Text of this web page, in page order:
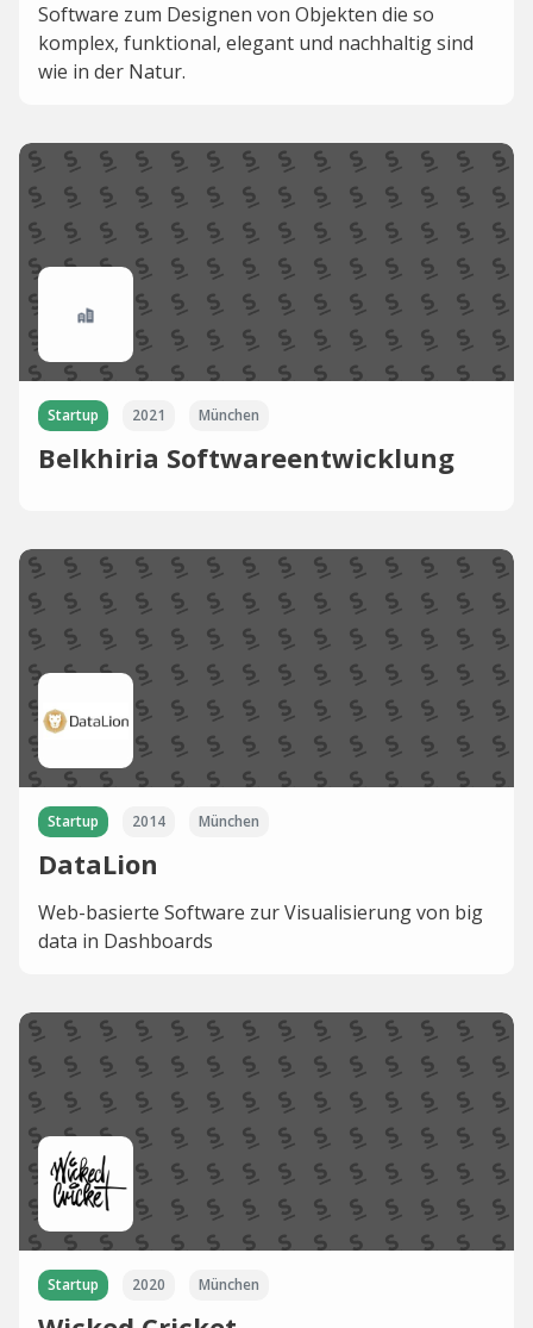
Software zum Designen von Objekten die so
komplex, funktional, elegant und nachhaltig sind
wie in der Natur.
Startup 2021 München
Belkhiria Softwareentwicklung
Startup 2014 München
DataLion
Web-basierte Software zur Visualisierung von big
data in Dashboards
Startup 2020 München